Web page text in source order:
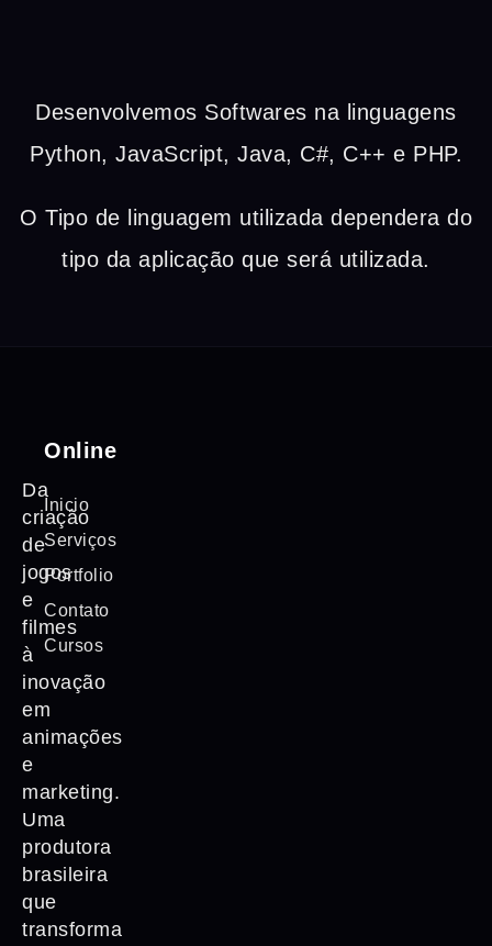
Desenvolvemos Softwares na linguagens
Python, JavaScript, Java, C#, C++ e PHP.
O Tipo de linguagem utilizada dependera do
tipo da aplicação que será utilizada.
Da
criação
de
jogos
e
filmes
à
inovação
em
animações
e
marketing.
Uma
produtora
brasileira
que
transforma
Online
Inicio
Serviços
Portfolio
Contato
Cursos